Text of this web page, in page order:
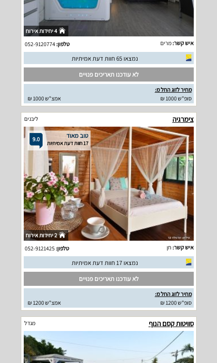
4 יחידות אירוח
איש קשר:מרים טלפון:052-9120774
נמצאו 65 חוות דעת אמיתיות
לא עודכנו תאריכים פנויים
מחיר לזוג החל מ:
סופ"ש 1000 ₪
אמצ"ש 1000 ₪
צימרגיה ליבנים
9.0 טוב מאוד
17 חוות דעת אמיתיות
2 יחידות אירוח
איש קשר: חן טלפון:052-9121425
נמצאו 17 חוות דעת אמיתיות
לא עודכנו תאריכים פנויים
מחיר לזוג החל מ:
סופ"ש 1200 ₪
אמצ"ש 1200 ₪
סוויטות קסם הנוף מגדל